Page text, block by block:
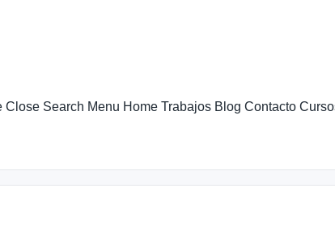
Search Menu Home Trabajos Blog Contacto